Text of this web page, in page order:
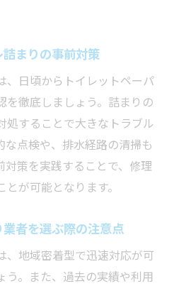
まりの事前対策
、日頃からトイレットペーパ
を徹底しましょう。詰まりの
処することで大きなトラブル
な点検や、排水経路の清掃も
策を実践することで、修理
が可能となります。
者を選ぶ際の注意点
、地域密着型で迅速対応が可
う。また、過去の実績や利用